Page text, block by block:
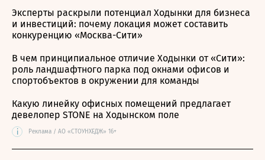
Эксперты раскрыли потенциал Ходынки для бизнеса
и инвестиций: почему локация может составить
конкуренцию «Москва-Сити»
В чем принципиальное отличие Ходынки от «Сити»:
роль ландшафтного парка под окнами офисов и
спортобъектов в окружении для команды
Какую линейку офисных помещений предлагает
девелопер STONE на Ходынском поле
i Реклама / АО «СТОУНХЕДЖ» 16+